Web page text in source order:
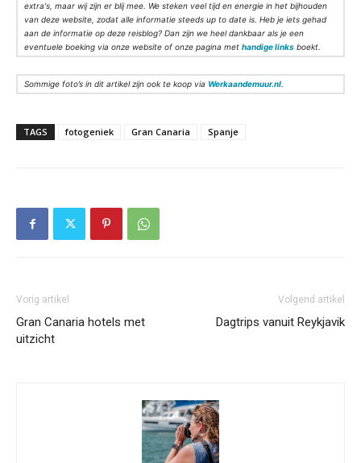
extra's, maar wij zijn er blij mee. We steken veel tijd en energie in het bijhouden
van deze website, zodat alle informatie steeds up to date is. Heb je iets gehad
aan de informatie op deze reisblog? Dan zijn we heel dankbaar als je een
eventuele boeking via onze website of onze pagina met handige links boekt.
Sommige foto’s in dit artikel zijn ook te koop via Werkaandemuur.nl
TAGS fotogeniek Gran Canaria Spanje
Vorig artikel
Gran Canaria hotels met
uitzicht
Volgend artikel
Dagtrips vanuit Reykjavik